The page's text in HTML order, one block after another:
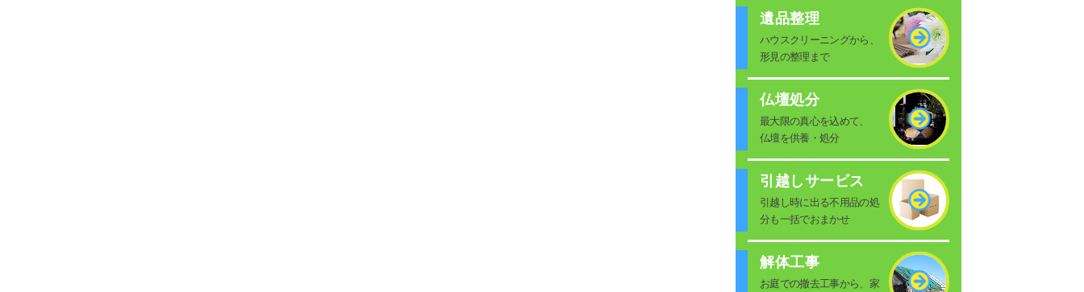
遺品整理
ハウスクリーニングから、
形見の整理まで
仏壇処分
最大限の真心を込めて、
仏壇を供養・処分
引越しサービス
引越し時に出る不用品の処
分も一括でおまかせ
解体工事
お庭での撤去工事から、家